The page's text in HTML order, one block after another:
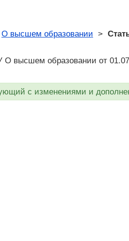
О высшем образовании >
О высшем образовании от
с изменениями и